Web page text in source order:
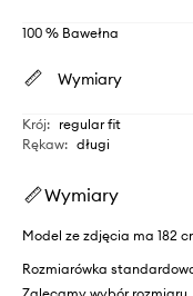
100 % Bawełna
Wymiary
Krój: regular fit
Rękaw: długi
Wymiary
Model ze zdjęcia ma 182
Rozmiarówka